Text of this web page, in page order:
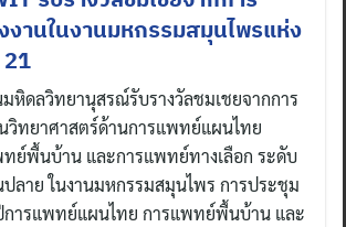
งานในงานมหกรรมสมุนไพรแห่ง
มหิดลวิทยานุสรณ์รับรางวัลชมเชยจากการ
วิทยาศาสตร์ด้านการแพทย์แผนไทย
ย์พื้นบ้าน และการแพทย์ทางเลือก ระดับ
ลาย ในงานมหกรรมสมุนไพร การประชุม
การแพทย์แผนไทย การแพทย์พื้นบ้าน และ